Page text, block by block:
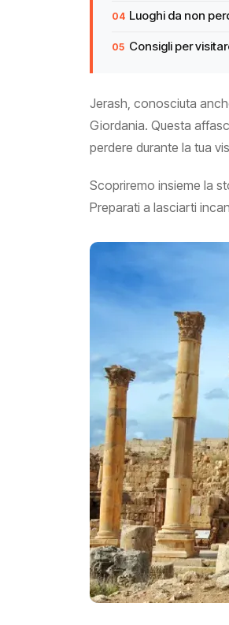
Luoghi da non
Consigli per
Jerash, conosciuta
Giordania. Questa
perdere durante la tua
Scopriremo insieme la
Preparati a lasciarti